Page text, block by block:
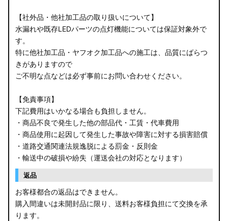
【社外品・他社加工品の取り扱いについて】
水漏れや既存LEDパーツの点灯機能については保証対象外で
す。
特に他社加工品・ヤフオク加工品への施工は、品質にばらつ
きがありますので
ご不明な点などは必ず事前にお問い合わせください。
【免責事項】
下記費用はいかなる場合も負担しません。
・商品不良で発生した他の部品代・工賃・代車費用
・商品使用に起因して発生した事故や障害に対する損害賠償
・道路交通関連法規逸脱による罰金・反則金
・輸送中の破損や紛失（運送会社の対応となります）
返品
お客様都合の返品はできません。
購入間違いは未開封品に限り、送料お客様負担にて交換を承
ります。